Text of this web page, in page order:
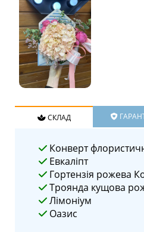
СКЛАД
Конверт
Евкаліпт
Гортензія рожева
Троянда кущова
Лімоніум
Оазис